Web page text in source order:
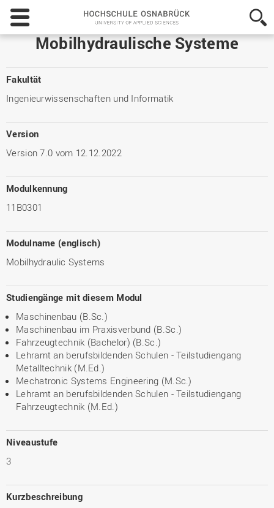
Hochschule
Osnabrück
-
University
Mobilhydraulische Systeme
Fakultät
Ingenieurwissenschaften und Informatik
Version
Version 7.0 vom 12.12.2022
Modulkennung
11B0301
Modulname (englisch)
Mobilhydraulic Systems
Studiengänge mit diesem Modul
Maschinenbau (B.Sc.)
Maschinenbau im Praxisverbund (B.Sc.)
Fahrzeugtechnik (Bachelor) (B.Sc.)
Lehramt an berufsbildenden Schulen - Teilstudiengang
Metalltechnik (M.Ed.)
Mechatronic Systems Engineering (M.Sc.)
Lehramt an berufsbildenden Schulen - Teilstudiengang
Fahrzeugtechnik (M.Ed.)
Niveaustufe
3
Kurzbeschreibung